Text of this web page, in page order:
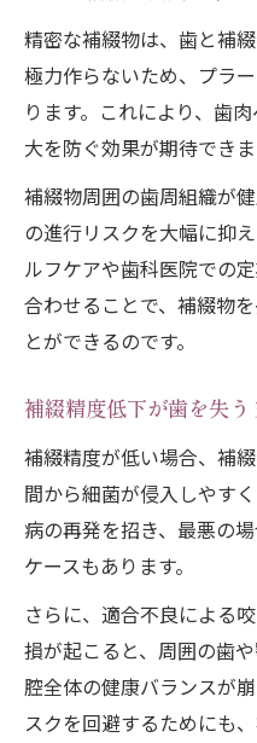
補綴の選択が歯
補綴精度を重視
説
歯周病予防と補
自分に合った補
法
補綴の精度が失
歯周トラブル予防に
補綴精度が歯周
精密な補綴と定
理由
補綴治療後のケ
補綴の精度で得
精密な補綴物は、歯と補
極力作らないため、プラ
ります。これにより、歯
大を防ぐ効果が期待できま
補綴物周囲の歯周組織が
の進行リスクを大幅に抑
ルフケアや歯科医院での
合わせることで、補綴物
とができるのです。
補綴精度低下が歯を失
補綴精度が低い場合、補
間から細菌が侵入しやす
病の再発を招き、最悪の
ケースもあります。
さらに、適合不良による
損が起こると、周囲の歯
腔全体の健康バランスが
スクを回避するためにも